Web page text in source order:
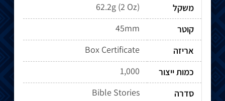
משקל
62.2g (2 Oz)
קוטר
45mm
אריזה
Box Certificate
כמות ייצור
1,000
סדרה
Bible Stories